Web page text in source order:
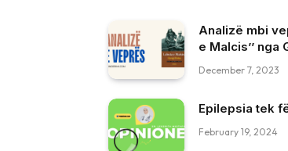
Analizë mbi
e Malcis’’ nga
December 7, 2023
Epilepsia tek
February 19, 2024